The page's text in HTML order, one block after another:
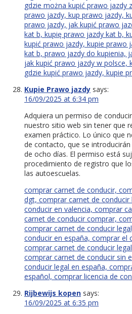
gdzie można kupić prawo jazdy
prawo jazdy, kup prawo jazdy,
prawo jazdy, jak kupić prawo
kat b, kupię prawo jazdy kat b,
kupić prawo jazdy, kupie prawo
kat b, prawo jazdy do kupienia,
jak kupić prawo jazdy w polsce,
gdzie kupić prawo jazdy, kupie
Kupie Prawo jazdy says:
16/09/2025 at 6:34 pm
Adquiera un permiso de
nuestro sitio web sin tener que
examen práctico. Lo único que
de contacto, que se
de ocho días. El permiso está
procedimiento de registro que
las autoescuelas.
comprar carnet de conducir,
dgt, comprar carnet de
conducir en valencia, comprar
carnet de conducir comprar,
comprar carnet de conducir
conducir en españa, comprar el
comprar carnet de conducir
comprar carnet de conducir sin
conducir legal en españa,
español, comprar licencia de
Rijbewijs kopen says:
16/09/2025 at 6:35 pm